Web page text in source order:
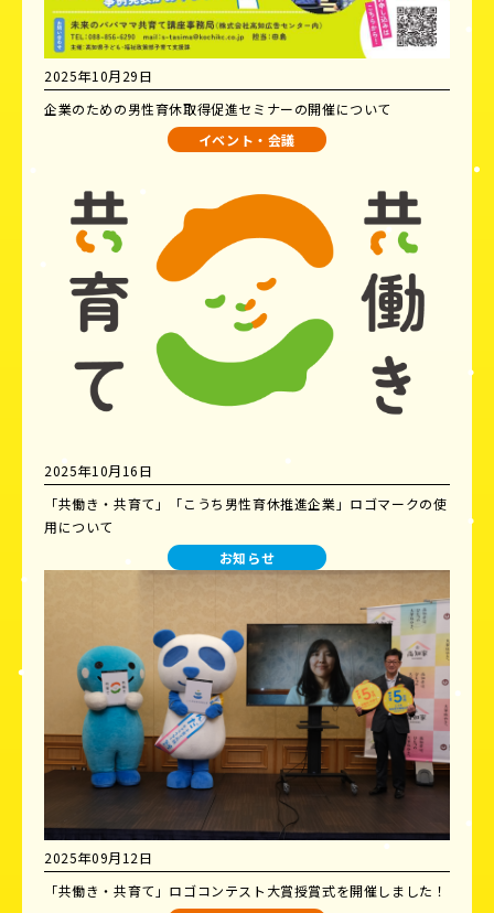
2025年10月29日
企業のための男性育休取得促進セミナーの開催について
イベント・会議
2025年10月16日
「共働き・共育て」「こうち男性育休推進企業」ロゴマークの使
用について
お知らせ
2025年09月12日
「共働き・共育て」ロゴコンテスト大賞授賞式を開催しました！